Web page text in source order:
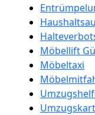
Möbellift
Möbeltaxi